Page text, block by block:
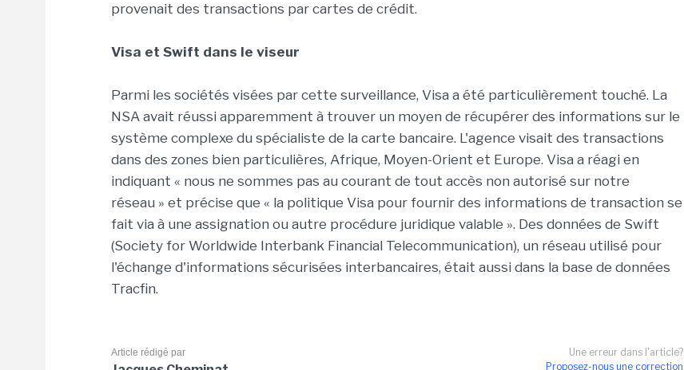
provenait des transactions par cartes de crédit.
Visa et Swift dans le viseur
Parmi les sociétés visées par cette surveillance, Visa a été particulièrement touché. La
NSA avait réussi apparemment à trouver un moyen de récupérer des informations sur le
système complexe du spécialiste de la carte bancaire. L'agence visait des transactions
dans des zones bien particulières, Afrique, Moyen-Orient et Europe. Visa a réagi en
indiquant « nous ne sommes pas au courant de tout accès non autorisé sur notre
réseau » et précise que « la politique Visa pour fournir des informations de transaction se
fait via à une assignation ou autre procédure juridique valable ». Des données de Swift
(Society for Worldwide Interbank Financial Telecommunication), un réseau utilisé pour
l'échange d'informations sécurisées interbancaires, était aussi dans la base de données
Tracfin.
Une erreur dans l'article?
Proposez-nous une correction
Article rédigé par